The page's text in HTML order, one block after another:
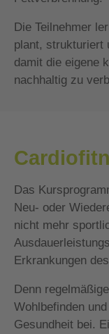
Die Teilnehmer
plant, strukturiert
damit die eigene
nachhaltig zu
Das
Neu- oder
nicht mehr
Erkrankungen
Denn
Wohlbefinden
Gesundheit bei.